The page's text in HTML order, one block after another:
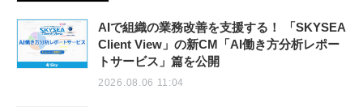
AIで組織の業務改善を支援する！ 「SKYSEA
Client View」の新CM「AI働き方分析レポー
トサービス」篇を公開
2026.08.06 11:04